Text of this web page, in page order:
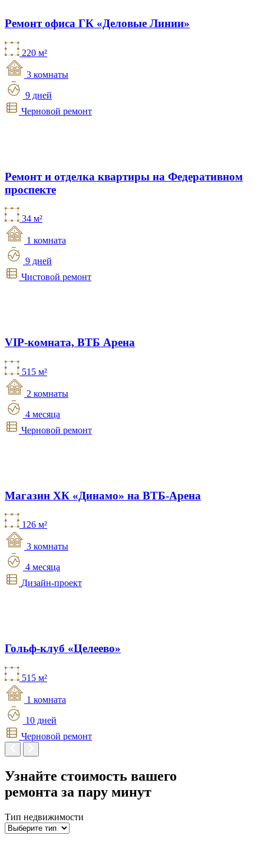
Ремонт офиса ГК «Деловые Линии»
220 м²
3 комнаты
9 дней
Черновой ремонт
Ремонт и отделка квартиры на Федеративном
проспекте
34 м²
1 комната
9 дней
Чистовой ремонт
VIP-комната, ВТБ Арена
515 м²
2 комнаты
4 месяца
Черновой ремонт
Магазин ХК «Динамо» на ВТБ-Арена
126 м²
3 комнаты
4 месяца
Дизайн-проект
Гольф-клуб «Целеево»
515 м²
1 комната
10 дней
Черновой ремонт
Узнайте стоимость вашего
ремонта за пару минут
Тип недвижимости